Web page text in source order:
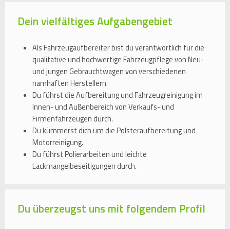
Dein vielfältiges Aufgabengebiet
Als Fahrzeugaufbereiter bist du verantwortlich für die
qualitative und hochwertige Fahrzeugpflege von Neu-
und jungen Gebrauchtwagen von verschiedenen
namhaften Herstellern.
Du führst die Aufbereitung und Fahrzeugreinigung im
Innen- und Außenbereich von Verkaufs- und
Firmenfahrzeugen durch.
Du kümmerst dich um die Polsteraufbereitung und
Motorreinigung.
Du führst Polierarbeiten und leichte
Lackmangelbeseitigungen durch.
Du überzeugst uns mit folgendem Profil